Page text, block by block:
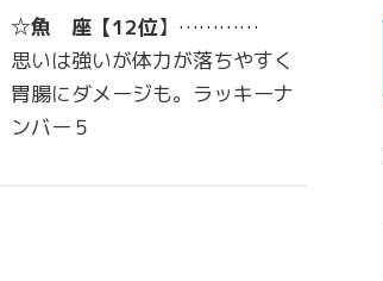
☆魚 座 【12位】…………
思いは強いが体力が落ちやすく
胃腸にダメージも。ラッキーナ
ンバー５